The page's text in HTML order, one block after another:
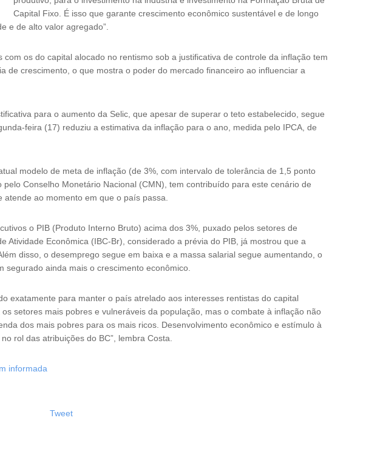
Capital Fixo. É isso que garante crescimento econômico sustentável e de longo
e de alto valor agregado”.
os do capital alocado no rentismo sob a justificativa de controle da inflação tem
de crescimento, o que mostra o poder do mercado financeiro ao influenciar a
para o aumento da Selic, que apesar de superar o teto estabelecido, segue
feira (17) reduziu a estimativa da inflação para o ano, medida pelo IPCA, de
modelo de meta de inflação (de 3%, com intervalo de tolerância de 1,5 ponto
Conselho Monetário Nacional (CMN), tem contribuído para este cenário de
ao momento em que o país passa.
o PIB (Produto Interno Bruto) acima dos 3%, puxado pelos setores de
Atividade Econômica (IBC-Br), considerado a prévia do PIB, já mostrou que a
disso, o desemprego segue em baixa e a massa salarial segue aumentando, o
segurado ainda mais o crescimento econômico.
exatamente para manter o país atrelado aos interesses rentistas do capital
setores mais pobres e vulneráveis da população, mas o combate à inflação não
dos mais pobres para os mais ricos. Desenvolvimento econômico e estímulo à
rol das atribuições do BC”, lembra Costa.
informada
Tweet